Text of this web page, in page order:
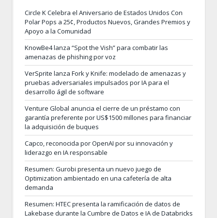
Circle K Celebra el Aniversario de Estados Unidos Con
Polar Pops a 25¢, Productos Nuevos, Grandes Premios y
Apoyo a la Comunidad
KnowBe4 lanza “Spot the Vish” para combatir las
amenazas de phishing por voz
VerSprite lanza Fork y Knife: modelado de amenazas y
pruebas adversariales impulsados por IA para el
desarrollo ágil de software
Venture Global anuncia el cierre de un préstamo con
garantía preferente por US$1500 millones para financiar
la adquisición de buques
Capco, reconocida por OpenAI por su innovación y
liderazgo en IA responsable
Resumen: Gurobi presenta un nuevo juego de
Optimization ambientado en una cafetería de alta
demanda
Resumen: HTEC presenta la ramificación de datos de
Lakebase durante la Cumbre de Datos e IA de Databricks